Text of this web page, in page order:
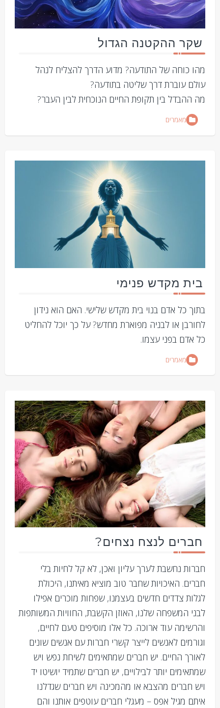
שקר ההקטנה הגדול
מהו כוחה של התודעה? מדוע הדרך להצליח לנהל
עולם עוברת דרך שליטה בתודעה?
מה ההבדל בין תקופת החיים הנוכחית לבין העבר?
מאמרים
בית מקדש פנימי
בתוך כל אדם בנוי בית מקדש שלישי. האם הוא נידון
לחורבן או לבניה מפוארת מחדש? על כך יוכל להחליט
כל אדם בפני עצמו.
מאמרים
חברים לנצח נצחים?
חברות נחשבת לערך עליון ואכן, לא קל לחיות בלי
חברים. האיכויות שחבר טוב מוציא מאיתנו, היכולת
לגלות צדדים חדשים בעצמנו, שפחות מוכרים אפילו
לבני המשפחה שלנו, האוזן הקשבת, החוויות המשותפות
והרשימה עוד ארוכה. כל אלו מוסיפים טעם לחיים,
וגורמים לאנשים לייצר קשרי חברות עם אנשים שונים
לאורך החיים. יש חברים שמתאימים לשיחת נפש ויש
שמתאימים יותר לבילויים, יש חברים שתמיד יושיטו יד
ויש חברים מהצבא או מהמכינה ויש חברים שגדלנו
איתם מגיל אפס – מעגלי חברים עוטפים אותנו והם